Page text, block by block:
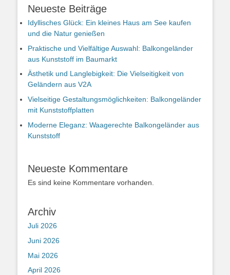
Neueste Beiträge
Idyllisches Glück: Ein kleines Haus am See kaufen
und die Natur genießen
Praktische und Vielfältige Auswahl: Balkongeländer
aus Kunststoff im Baumarkt
Ästhetik und Langlebigkeit: Die Vielseitigkeit von
Geländern aus V2A
Vielseitige Gestaltungsmöglichkeiten: Balkongeländer
mit Kunststoffplatten
Moderne Eleganz: Waagerechte Balkongeländer aus
Kunststoff
Neueste Kommentare
Es sind keine Kommentare vorhanden.
Archiv
Juli 2026
Juni 2026
Mai 2026
April 2026